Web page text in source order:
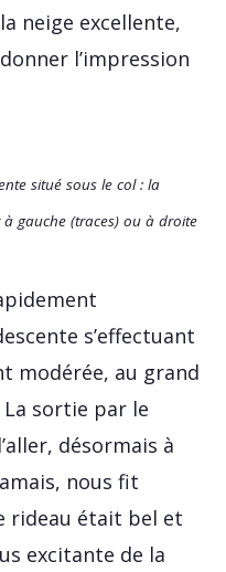
neige excellente,
l’impression
situé sous le col : la
gauche (traces) ou à droite
s’effectuant
modérée, au grand
La sortie par le
désormais à
nous fit
rideau était bel et
excitante de la